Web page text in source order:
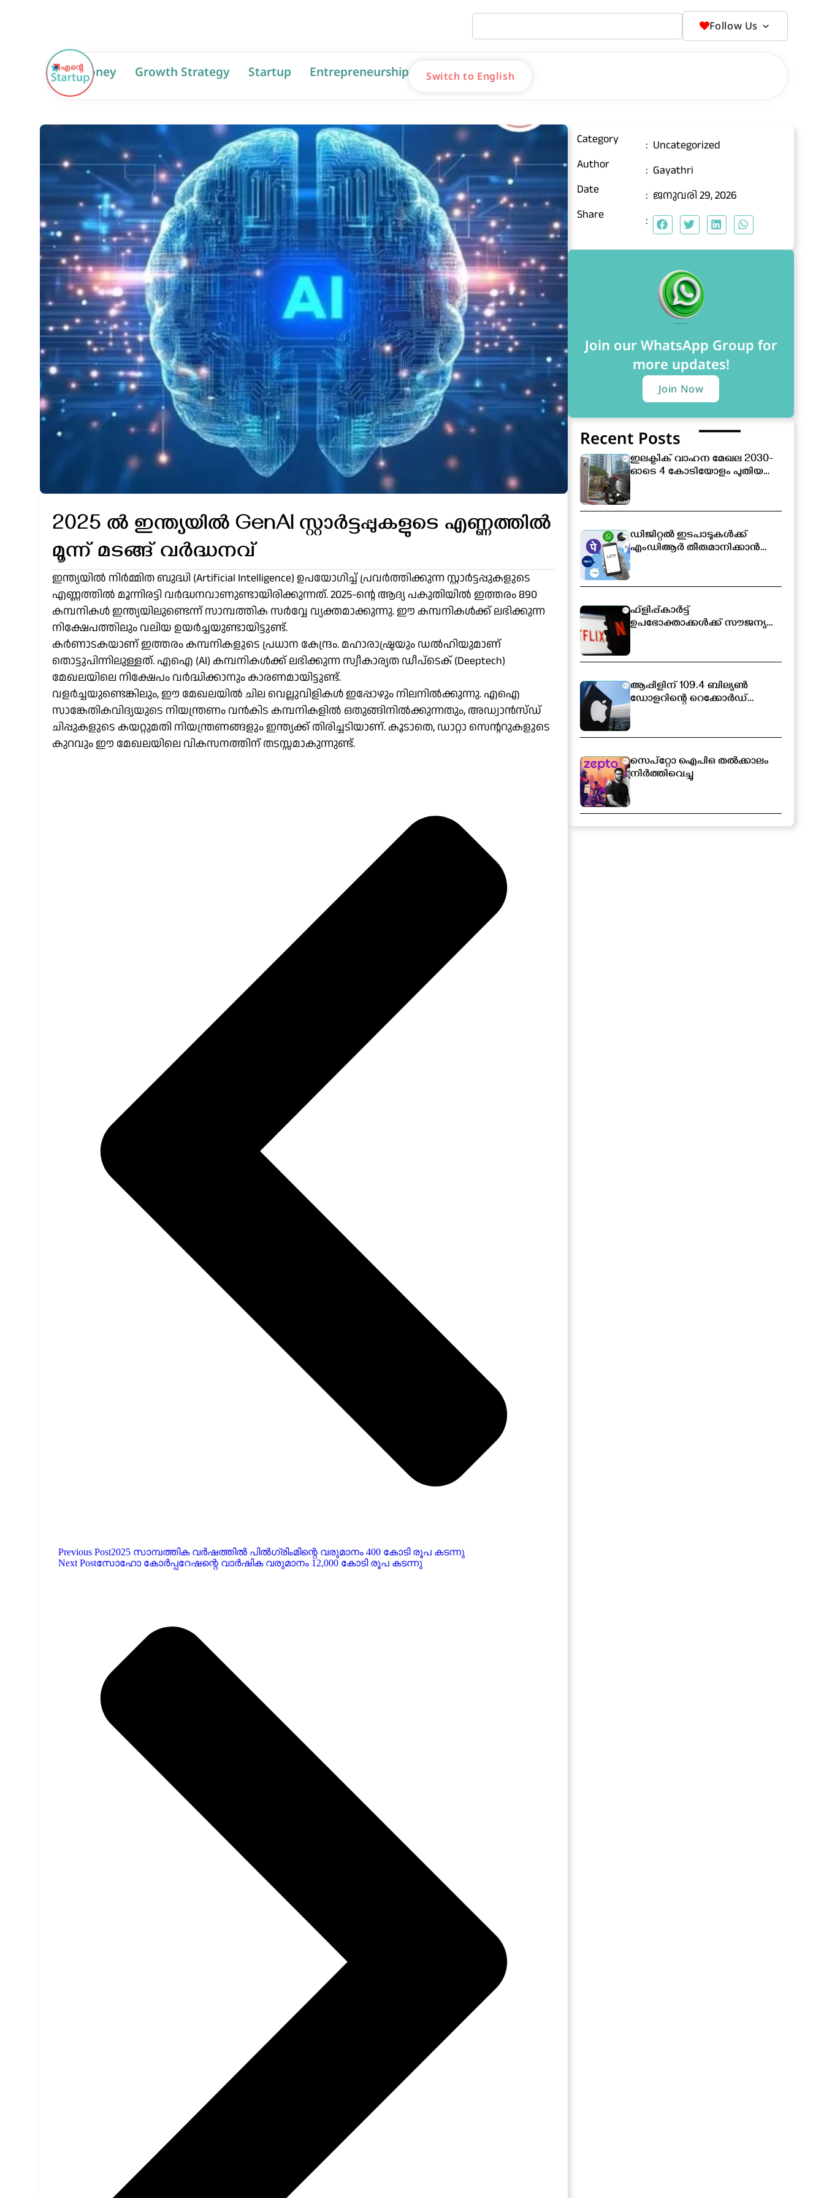
Follow Us
AI Money Growth Strategy Startup Entrepreneurship Switch to English
2025 ൽ ഇന്ത്യയിൽ GenAI സ്റ്റാർട്ടപ്പുകളുടെ എണ്ണത്തിൽ
മൂന്ന് മടങ്ങ് വർദ്ധനവ്
ഇന്ത്യയിൽ നിർമ്മിത ബുദ്ധി (Artificial Intelligence) ഉപയോഗിച്ച് പ്രവർത്തിക്കുന്ന സ്റ്റാർട്ടപ്പുകളുടെ
എണ്ണത്തിൽ മൂന്നിരട്ടി വർദ്ധനവാണുണ്ടായിരിക്കുന്നത്. 2025-ൻ്റെ ആദ്യ പകുതിയിൽ ഇത്തരം 890
കമ്പനികൾ ഇന്ത്യയിലുണ്ടെന്ന് സാമ്പത്തിക സർവ്വേ വ്യക്തമാക്കുന്നു. ഈ കമ്പനികൾക്ക് ലഭിക്കുന്ന
നിക്ഷേപത്തിലും വലിയ ഉയർച്ചയുണ്ടായിട്ടുണ്ട്.
കർണാടകയാണ് ഇത്തരം കമ്പനികളുടെ പ്രധാന കേന്ദ്രം. മഹാരാഷ്ട്രയും ഡൽഹിയുമാണ്
തൊട്ടുപിന്നിലുള്ളത്. എഐ (AI) കമ്പനികൾക്ക് ലഭിക്കുന്ന സ്വീകാര്യത ഡീപ്‌ടെക് (Deeptech)
മേഖലയിലെ നിക്ഷേപം വർദ്ധിക്കാനും കാരണമായിട്ടുണ്ട്.
വളർച്ചയുണ്ടെങ്കിലും, ഈ മേഖലയിൽ ചില വെല്ലുവിളികൾ ഇപ്പോഴും നിലനിൽക്കുന്നു. എഐ
സാങ്കേതികവിദ്യയുടെ നിയന്ത്രണം വൻകിട കമ്പനികളിൽ ഒതുങ്ങിനിൽക്കുന്നതും, അഡ്വാൻസ്ഡ്
ചിപ്പുകളുടെ കയറ്റുമതി നിയന്ത്രണങ്ങളും ഇന്ത്യക്ക് തിരിച്ചടിയാണ്. കൂടാതെ, ഡാറ്റാ സെൻ്ററുകളുടെ
കുറവും ഈ മേഖലയിലെ വികസനത്തിന് തടസ്സമാകുന്നുണ്ട്.
Previous Post2025 സാമ്പത്തിക വർഷത്തിൽ പിൽഗ്രിംമിന്റെ വരുമാനം 400 കോടി രൂപ കടന്നു
Next Postസോഹോ കോർപ്പറേഷന്റെ വാർഷിക വരുമാനം 12,000 കോടി രൂപ കടന്നു
Category : Uncategorized
Author
: Gayathri
Date
: ജനുവരി 29, 2026
Share
:
Join our WhatsApp Group for
more updates!
Join Now
Recent Posts
ഇലക്ട്രിക് വാഹന മേഖല 2030-
ഓടെ 4 കോടിയോളം പുതിയ
ഡിജിറ്റൽ ഇടപാടുകൾക്ക്
എംഡിആർ തീരുമാനിക്കാൻ
ഫ്ളിപ്പ്കാർട്ട്
ഉപഭോക്താക്കൾക്ക് സൗജന്യ
ആപ്പിളിന് 109.4 ബില്യൺ
ഡോളറിന്റെ റെക്കോർഡ്
സെപ്റ്റോ ഐപിഒ തൽക്കാലം
നിർത്തിവെച്ചു